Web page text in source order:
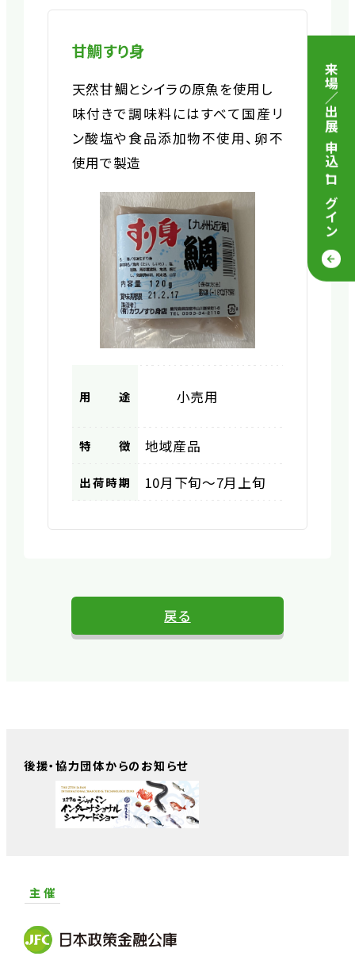
来場／出展 申込
・
ログイン
甘鯛すり身
天然甘鯛とシイラの原魚を使用し
味付きで調味料にはすべて国産リ
ン酸塩や食品添加物不使用、卵不
使用で製造
用途 小売用
特徴 地域産品
出荷時期 10月下旬〜7月上旬
戻る
後援・協力団体からのお知らせ
主 催